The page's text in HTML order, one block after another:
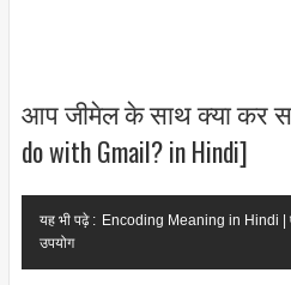
आप जीमेल के साथ क्या कर
do with Gmail? in Hindi]
यह भी पढ़े : Encoding Meaning in Hindi |
उपयोग